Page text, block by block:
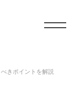
きポイントを解説